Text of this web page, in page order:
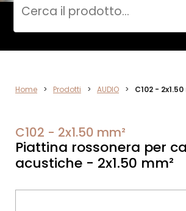
Cerca
Home > Prodotti > AUDIO > C102 - 2x1.50
C102 - 2x1.50 mm²
Piattina rossonera per
acustiche - 2x1.50 mm²